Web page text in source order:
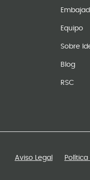
Equipo
Sobre
Blog
RSC
Aviso Legal